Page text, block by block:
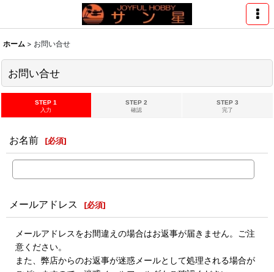
ホーム > お問い合せ
お問い合せ
STEP 1
入力
STEP 2
確認
STEP 3
完了
お名前 [必須]
メールアドレス [必須]
メールアドレスをお間違えの場合はお返事が届きません。ご注
意ください。
また、弊店からのお返事が迷惑メールとして処理される場合が